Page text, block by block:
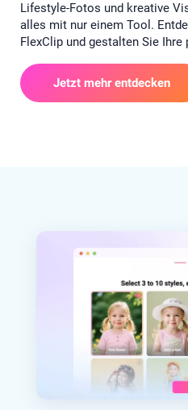
Lifestyle-Fotos und kreative
alles mit nur einem Tool.
FlexClip und gestalten Sie
Jetzt mehr entdecken